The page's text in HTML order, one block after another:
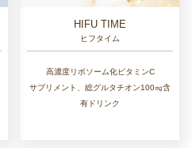
HIFU TIME
ヒフタイム
高濃度リポソーム化ビタミンC
サプリメント、総グルタチオン100㎎含
有ドリンク